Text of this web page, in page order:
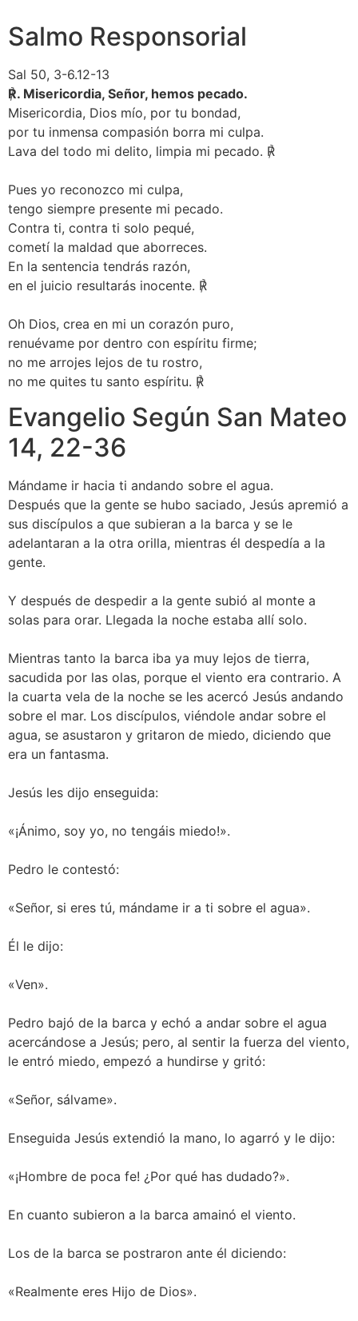
Salmo Responsorial
Sal 50, 3-6.12-13
℟. Misericordia, Señor, hemos pecado.
Misericordia, Dios mío, por tu bondad,
por tu inmensa compasión borra mi culpa.
Lava del todo mi delito, limpia mi pecado. ℟
Pues yo reconozco mi culpa,
tengo siempre presente mi pecado.
Contra ti, contra ti solo pequé,
cometí la maldad que aborreces.
En la sentencia tendrás razón,
en el juicio resultarás inocente. ℟
Oh Dios, crea en mi un corazón puro,
renuévame por dentro con espíritu firme;
no me arrojes lejos de tu rostro,
no me quites tu santo espíritu. ℟
Evangelio Según San Mateo
14, 22-36
Mándame ir hacia ti andando sobre el agua.
Después que la gente se hubo saciado, Jesús apremió a
sus discípulos a que subieran a la barca y se le
adelantaran a la otra orilla, mientras él despedía a la
gente.
Y después de despedir a la gente subió al monte a
solas para orar. Llegada la noche estaba allí solo.
Mientras tanto la barca iba ya muy lejos de tierra,
sacudida por las olas, porque el viento era contrario. A
la cuarta vela de la noche se les acercó Jesús andando
sobre el mar. Los discípulos, viéndole andar sobre el
agua, se asustaron y gritaron de miedo, diciendo que
era un fantasma.
Jesús les dijo enseguida:
«¡Ánimo, soy yo, no tengáis miedo!».
Pedro le contestó:
«Señor, si eres tú, mándame ir a ti sobre el agua».
Él le dijo:
«Ven».
Pedro bajó de la barca y echó a andar sobre el agua
acercándose a Jesús; pero, al sentir la fuerza del viento,
le entró miedo, empezó a hundirse y gritó:
«Señor, sálvame».
Enseguida Jesús extendió la mano, lo agarró y le dijo:
«¡Hombre de poca fe! ¿Por qué has dudado?».
En cuanto subieron a la barca amainó el viento.
Los de la barca se postraron ante él diciendo:
«Realmente eres Hijo de Dios».